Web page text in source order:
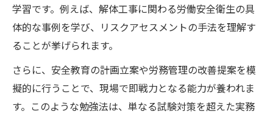
学習です。例えば、解体工事に関わる労働安全衛生の具
体的な事例を学び、リスクアセスメントの手法を理解す
ることが挙げられます。
さらに、安全教育の計画立案や労務管理の改善提案を模
擬的に行うことで、現場で即戦力となる能力が養われま
す。このような勉強法は、単なる試験対策を超えた実務